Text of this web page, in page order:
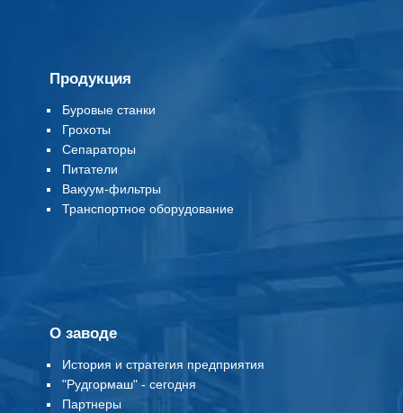
Продукция
Буровые станки
Грохоты
Сепараторы
Питатели
Вакуум-фильтры
Транспортное оборудование
О заводе
История и стратегия предприятия
"Рудгормаш" - сегодня
Партнеры